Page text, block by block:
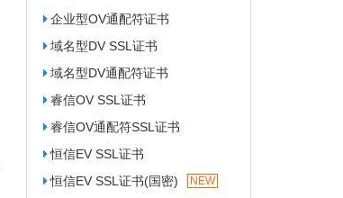
企业型OV通配符证书
域名型DV SSL证书
域名型DV通配符证书
睿信OV SSL证书
睿信OV通配符SSL证书
恒信EV SSL证书
恒信EV SSL证书(国密)
NEW